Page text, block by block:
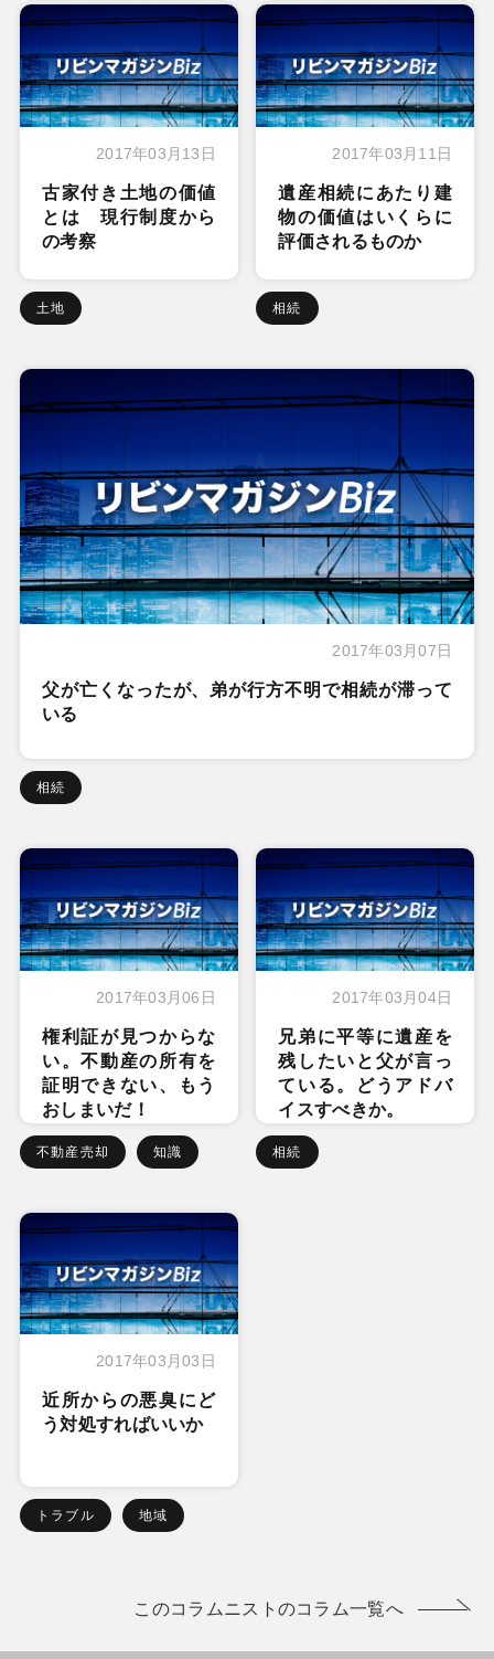
2017年03月13日
古家付き土地の価値
とは 現行制度から
の考察
土地
2017年03月11日
遺産相続にあたり建
物の価値はいくらに
評価されるものか
相続
2017年03月07日
父が亡くなったが、弟が行方不明で相続が滞って
いる
相続
2017年03月06日
権利証が見つからな
い。不動産の所有を
証明できない、もう
おしまいだ！
不動産売却 知識
2017年03月04日
兄弟に平等に遺産を
残したいと父が言っ
ている。どうアドバ
イスすべきか。
相続
2017年03月03日
近所からの悪臭にど
う対処すればいいか
トラブル 地域
このコラムニストのコラム一覧へ